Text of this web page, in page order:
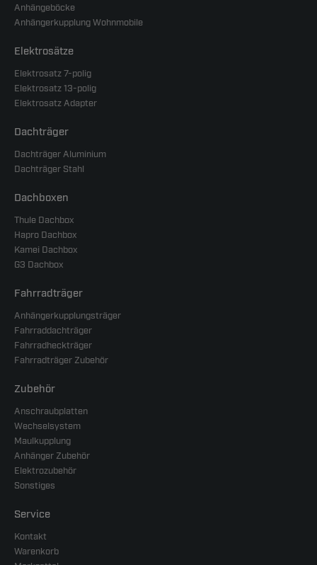
Anhängeböcke
Anhängerkupplung Wohnmobile
Elektrosätze
Elektrosatz 7-polig
Elektrosatz 13-polig
Elektrosatz Adapter
Dachträger
Dachträger Aluminium
Dachträger Stahl
Dachboxen
Thule Dachbox
Hapro Dachbox
Kamei Dachbox
G3 Dachbox
Fahrradträger
Anhängerkupplungsträger
Fahrraddachträger
Fahrradheckträger
Fahrradträger Zubehör
Zubehör
Anschraubplatten
Wechselsystem
Maulkupplung
Anhänger Zubehör
Elektrozubehör
Sonstiges
Service
Kontakt
Warenkorb